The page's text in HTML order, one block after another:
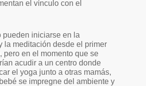
el vínculo con el
pueden iniciarse en la
la meditación desde el primer
pero en el momento que se
acudir a un centro donde
el yoga junto a otras mamás,
se impregne del ambiente y